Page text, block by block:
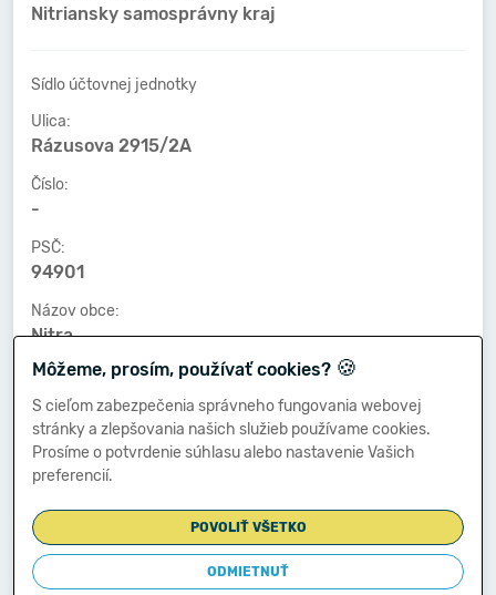
Nitriansky samosprávny kraj
Sídlo účtovnej jednotky
Ulica:
Rázusova 2915/2A
Číslo:
-
PSČ:
94901
Názov obce:
Nitra
Číslo telefónu:
-
Číslo faxu:
-
-
Môžeme, prosím, používať cookies? 🍪
S cieľom zabezpečenia správneho fungovania webovej
stránky a zlepšovania našich služieb používame cookies.
Prosíme o potvrdenie súhlasu alebo nastavenie Vašich
preferencií.
POVOLIŤ VŠETKO
ODMIETNUŤ